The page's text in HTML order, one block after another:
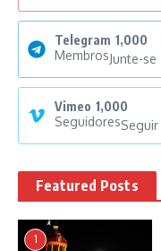
Telegram 1,000
MembrosJunte-se
Vimeo 1,000
SeguidoresSeguir
Featured Posts
1